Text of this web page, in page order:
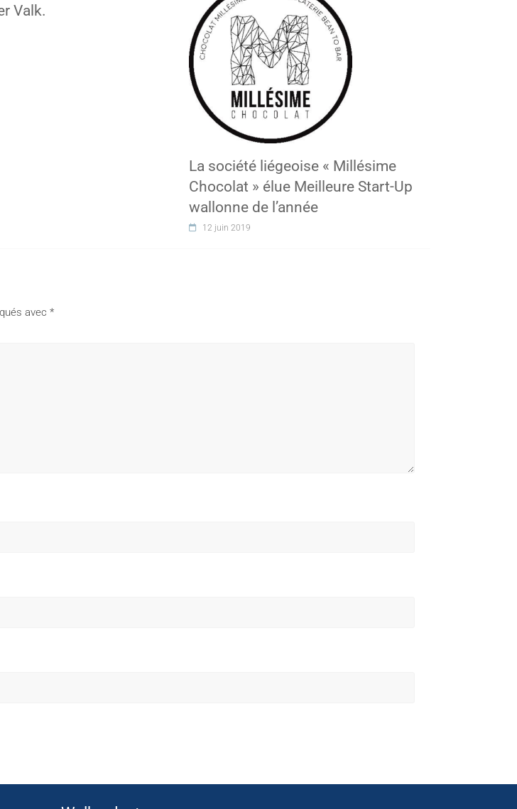
Valk.
La société liégeoise « Millésime
Chocolat » élue Meilleure Start-Up
wallonne de l’année
12 juin 2019
avec *